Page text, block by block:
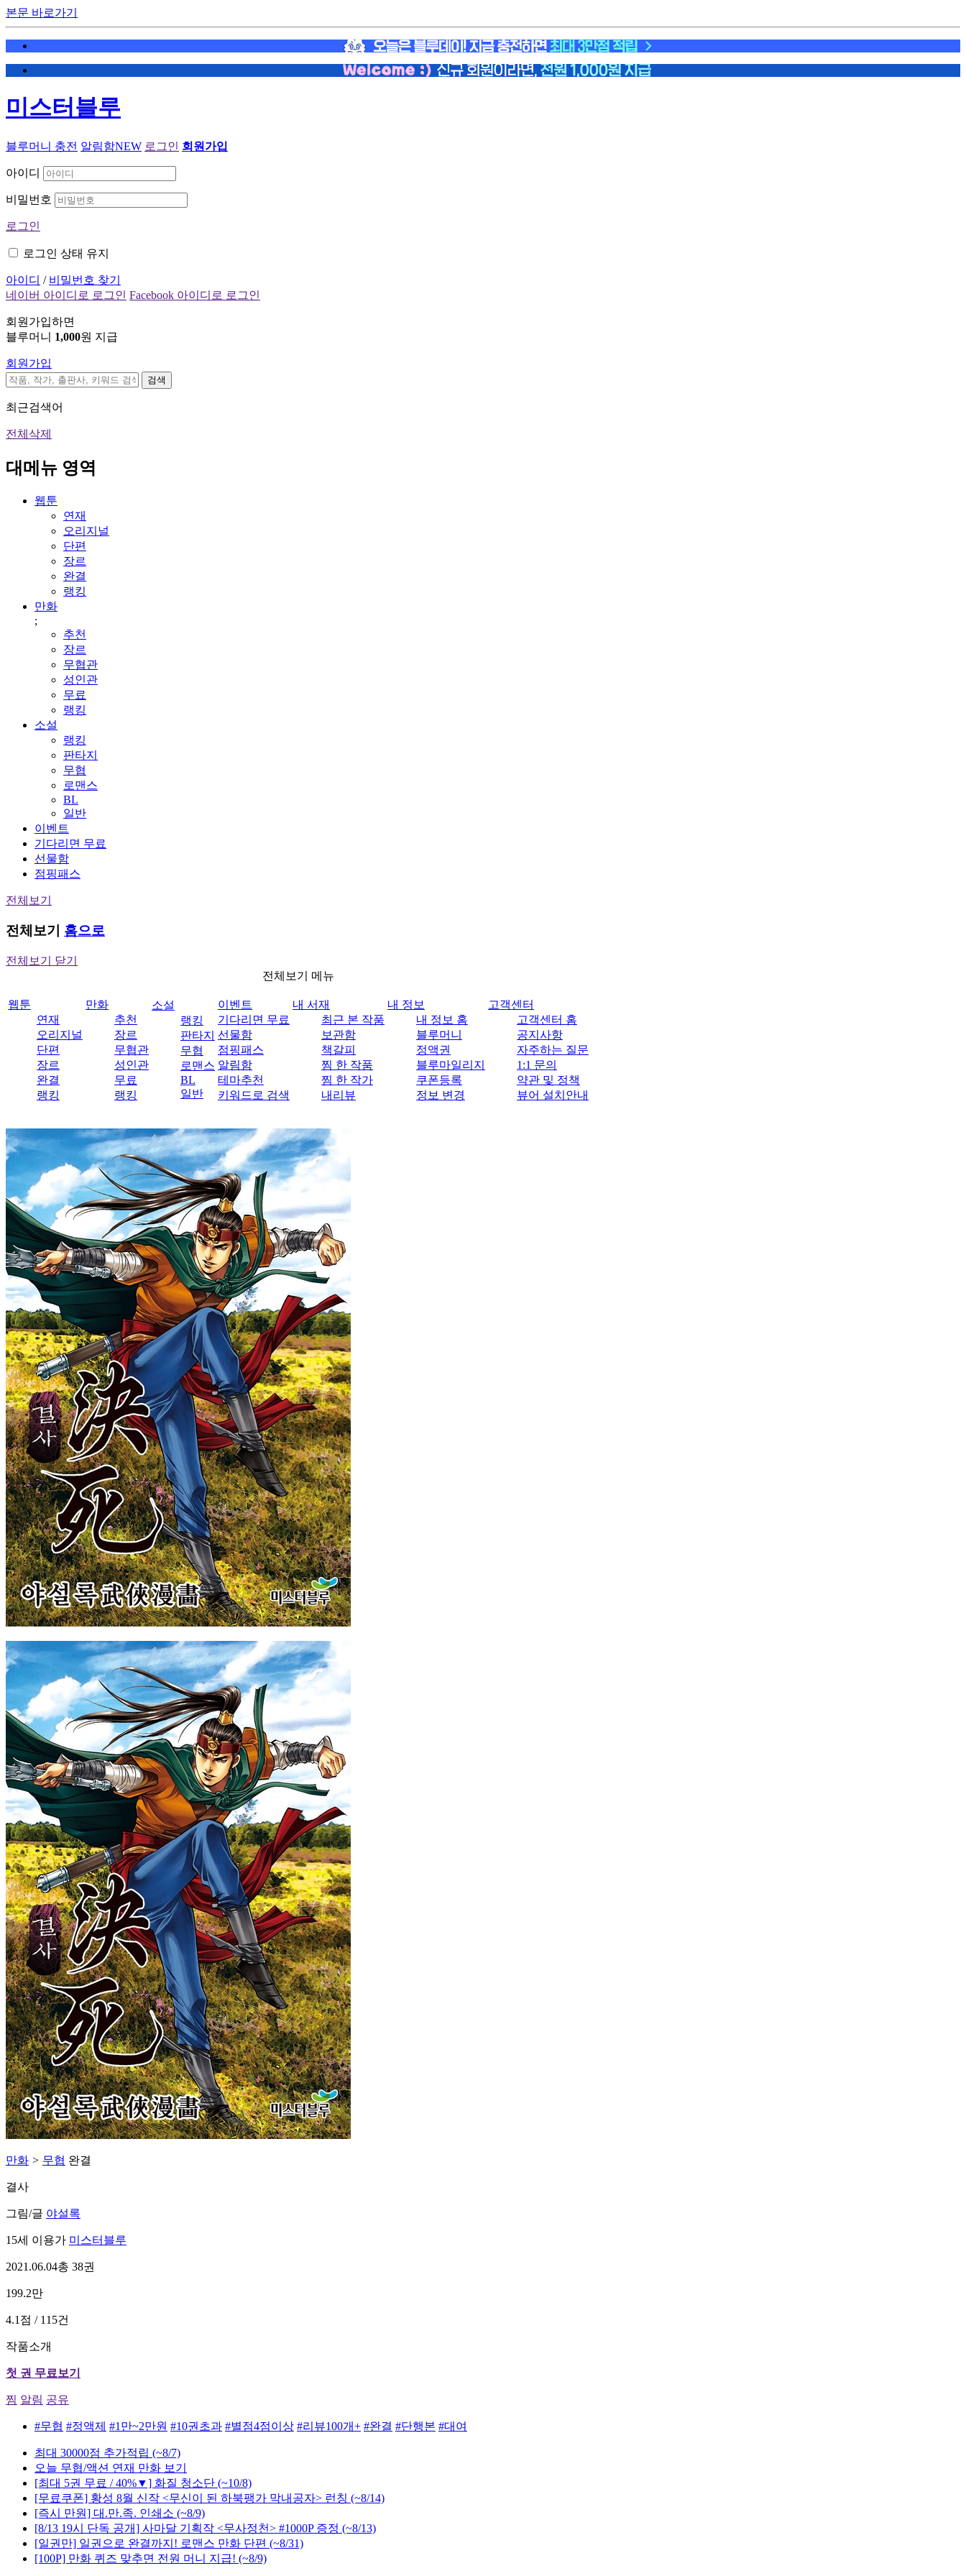
본문 바로가기
미스터블루
블루머니 충전 알림함NEW 로그인 회원가입
아이디
비밀번호
로그인
로그인 상태 유지
아이디 / 비밀번호 찾기
네이버 아이디로 로그인 Facebook 아이디로 로그인
회원가입하면
블루머니 1,000원 지급
회원가입
검색
최근검색어
전체삭제
대메뉴 영역
웹툰
연재
오리지널
단편
장르
완결
랭킹
만화
;
추천
장르
무협관
성인관
무료
랭킹
소설
랭킹
판타지
무협
로맨스
BL
일반
이벤트
기다리면 무료
선물함
점핑패스
전체보기
전체보기 홈으로
전체보기 닫기
전체보기 메뉴
웹툰
연재
오리지널
단편
장르
완결
랭킹
만화
추천
장르
무협관
성인관
무료
랭킹
소설
랭킹
판타지
무협
로맨스
BL
일반
이벤트
기다리면 무료
선물함
점핑패스
알림함
테마추천
키워드로 검색
내 서재
최근 본 작품
보관함
책갈피
찜 한 작품
찜 한 작가
내리뷰
내 정보
내 정보 홈
블루머니
정액권
블루마일리지
쿠폰등록
정보 변경
고객센터
고객센터 홈
공지사항
자주하는 질문
1:1 문의
약관 및 정책
뷰어 설치안내
만화 > 무협 완결
결사
그림/글 야설록
15세 이용가 미스터블루
2021.06.04총 38권
199.2만
4.1점 / 115건
작품소개
첫 권 무료보기
찜 알림 공유
#무협 #정액제 #1만~2만원 #10권초과 #별점4점이상 #리뷰100개+ #완결 #단행본 #대여
최대 30000점 추가적립 (~8/7)
오늘 무협/액션 연재 만화 보기
[최대 5권 무료 / 40%▼] 화질 청소단 (~10/8)
[무료쿠폰] 황성 8월 신작 <무신이 된 하북팽가 막내공자> 런칭 (~8/14)
[즉시 만원] 대.만.족. 인쇄소 (~8/9)
[8/13 19시 단독 공개] 사마달 기획작 <무사정천> #1000P 증정 (~8/13)
[일권만] 일권으로 완결까지! 로맨스 만화 단편 (~8/31)
[100P] 만화 퀴즈 맞추면 전원 머니 지급! (~8/9)